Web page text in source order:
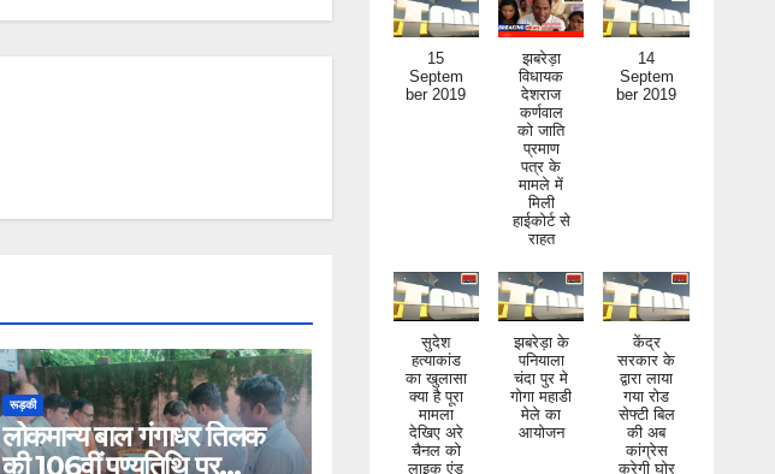
रूड़की
लोकमान्य बाल गंगाधर तिलक
की 106वीं पुण्यतिथि पर
15
Septem
ber 2019
झबरेड़ा
विधायक
देशराज
कर्णवाल
को जाति
प्रमाण
पत्र के
मामले में
मिली
हाईकोर्ट से
राहत
14
Septem
ber 2019
सुदेश
हत्याकांड
का खुलासा
क्या है पूरा
मामला
देखिए अरे
चैनल को
लाइक एंड
सब्सक्राइ
ब जरूर
झबरेड़ा के
पनियाला
चंदा पुर मे
गोगा महाडी
मेले का
आयोजन
केंद्र
सरकार के
द्वारा लाया
गया रोड
सेफ्टी बिल
की अब
कांग्रेस
करेगी घोर
निंदा